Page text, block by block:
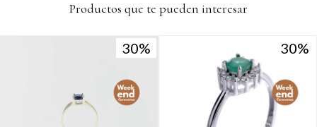
Productos que te pueden interesar
30
30 30
30